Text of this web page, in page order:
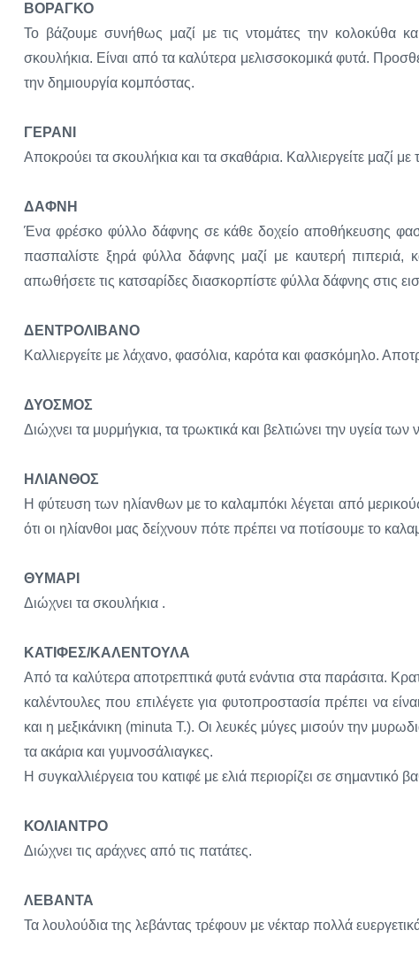
ΒΟΡΑΓΚΟ
Το βάζουμε συνήθως μαζί με τις ντομάτες την κολοκύθα
σκουλήκια. Είναι από τα καλύτερα μελισσοκομικά φυτά.
την δημιουργία κομπόστας.
ΓΕΡΑΝΙ
Αποκρούει τα σκουλήκια και τα σκαθάρια. Καλλιεργείτε μαζί
ΔΑΦΝΗ
Ένα φρέσκο φύλλο δάφνης σε κάθε δοχείο αποθήκευσης
πασπαλίστε ξηρά φύλλα δάφνης μαζί με καυτερή
απωθήσετε τις κατσαρίδες διασκορπίστε φύλλα δάφνης στις
ΔΕΝΤΡΟΛΙΒΑΝΟ
Καλλιεργείτε με λάχανο, φασόλια, καρότα και φασκόμηλο.
ΔΥΟΣΜΟΣ
Διώχνει τα μυρμήγκια, τα τρωκτικά και βελτιώνει την υγεία των
ΗΛΙΑΝΘΟΣ
Η φύτευση των ηλίανθων με το καλαμπόκι λέγεται από
ότι οι ηλίανθοι μας δείχνουν πότε πρέπει να ποτίσουμε το
ΘΥΜΑΡΙ
Διώχνει τα σκουλήκια .
ΚΑΤΙΦΕΣ/ΚΑΛΕΝΤΟΥΛΑ
Από τα καλύτερα αποτρεπτικά φυτά ενάντια στα παράσιτα.
καλέντουλες που επιλέγετε για φυτοπροστασία πρέπει να
και η μεξικάνικη (minuta Τ.). Οι λευκές μύγες μισούν την
τα ακάρια και γυμνοσάλιαγκες.
H συγκαλλιέργεια του κατιφέ με ελιά περιορίζει σε σημαντικό
ΚΟΛΙΑΝΤΡΟ
Διώχνει τις αράχνες από τις πατάτες.
ΛΕΒΑΝΤΑ
Τα λουλούδια της λεβάντας τρέφουν με νέκταρ πολλά